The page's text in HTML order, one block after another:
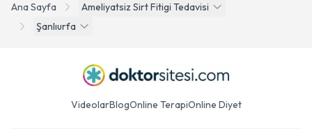
Ana Sayfa
Ameliyatsiz Sirt Fitigi Tedavisi
Şanlıurfa
VideolarBlogOnline TerapiOnline Diyet